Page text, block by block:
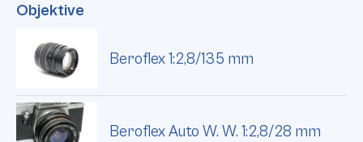
Objektive
Beroflex 1:2,8/135 mm
Beroflex Auto W. W. 1:2,8/28 mm